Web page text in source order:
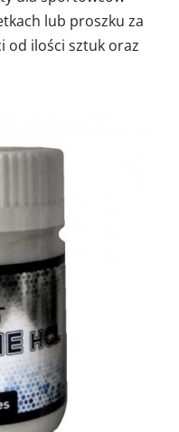
lub proszku za
od ilości sztuk oraz